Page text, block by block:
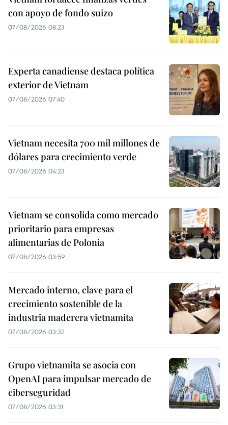
con apoyo de fondo suizo
07/08/2026 08:23
Experta canadiense destaca política
exterior de Vietnam
07/08/2026 07:40
Vietnam necesita 700 mil millones de
dólares para crecimiento verde
07/08/2026 04:23
Vietnam se consolida como mercado
prioritario para empresas
alimentarias de Polonia
07/08/2026 03:59
Mercado interno, clave para el
crecimiento sostenible de la
industria maderera vietnamita
07/08/2026 03:32
Grupo vietnamita se asocia con
OpenAI para impulsar mercado de
ciberseguridad
07/08/2026 03:31